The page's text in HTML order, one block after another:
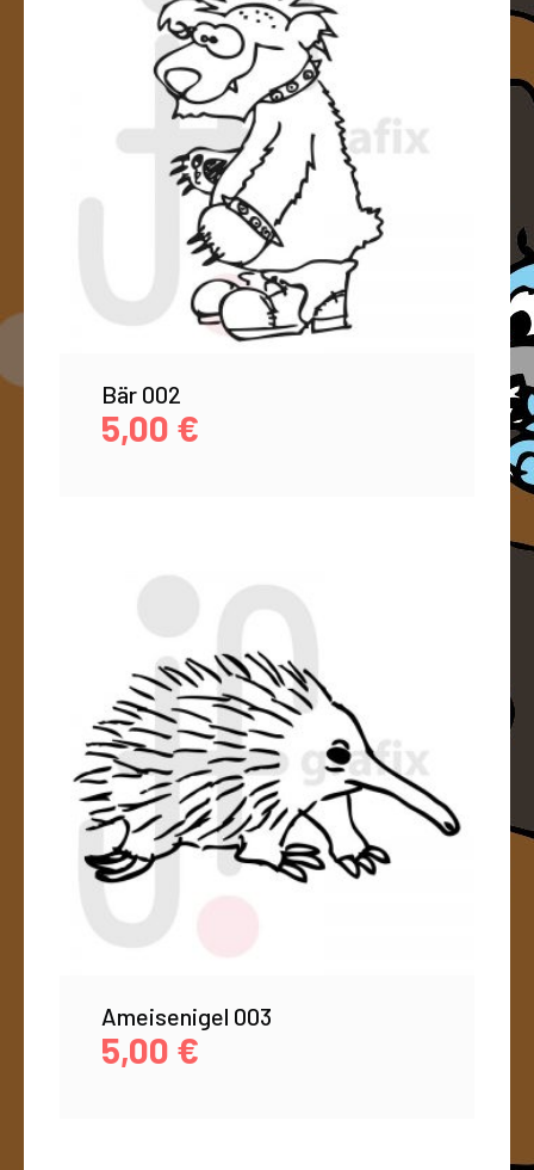
Bär 002
5,00 €
Ameisenigel 003
5,00 €